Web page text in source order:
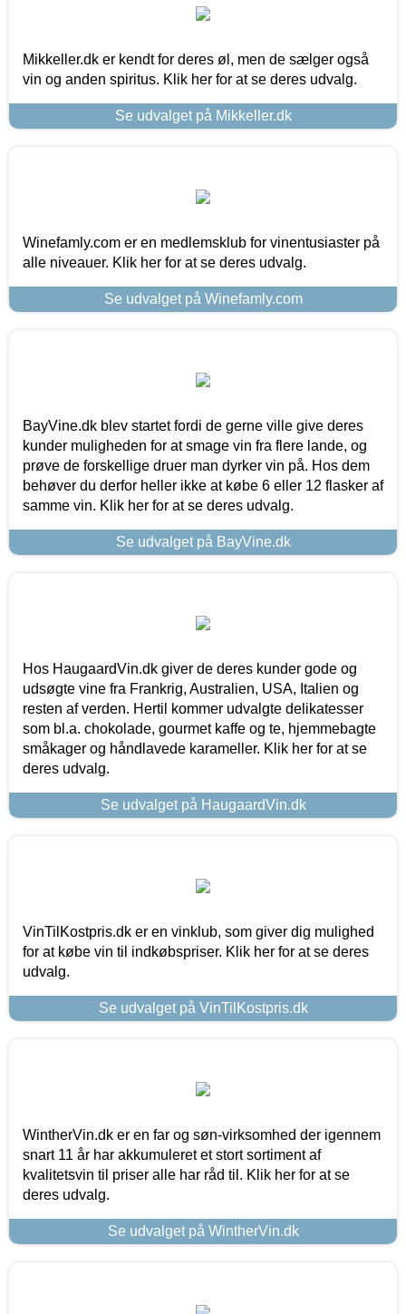
Mikkeller.dk er kendt for deres øl, men de sælger også
vin og anden spiritus. Klik her for at se deres udvalg.
Se udvalget på Mikkeller.dk
Winefamly.com er en medlemsklub for vinentusiaster på
alle niveauer. Klik her for at se deres udvalg.
Se udvalget på Winefamly.com
BayVine.dk blev startet fordi de gerne ville give deres
kunder muligheden for at smage vin fra flere lande, og
prøve de forskellige druer man dyrker vin på. Hos dem
behøver du derfor heller ikke at købe 6 eller 12 flasker af
samme vin. Klik her for at se deres udvalg.
Se udvalget på BayVine.dk
Hos HaugaardVin.dk giver de deres kunder gode og
udsøgte vine fra Frankrig, Australien, USA, Italien og
resten af verden. Hertil kommer udvalgte delikatesser
som bl.a. chokolade, gourmet kaffe og te, hjemmebagte
småkager og håndlavede karameller. Klik her for at se
deres udvalg.
Se udvalget på HaugaardVin.dk
VinTilKostpris.dk er en vinklub, som giver dig mulighed
for at købe vin til indkøbspriser. Klik her for at se deres
udvalg.
Se udvalget på VinTilKostpris.dk
WintherVin.dk er en far og søn-virksomhed der igennem
snart 11 år har akkumuleret et stort sortiment af
kvalitetsvin til priser alle har råd til. Klik her for at se
deres udvalg.
Se udvalget på WintherVin.dk